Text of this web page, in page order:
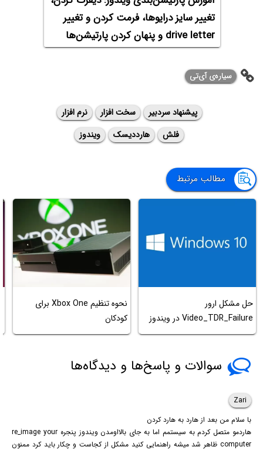
تغییر سایز درایوها، فرمت کردن و تغییر
drive letter و پنهان کردن پارتیشن‌ها
سیاره‌ی ‌آی‌تی
پیشنهاد سردبیر سخت افزار
نرم افزار
فلش
هارددیسک ویندوز
مطالب مرتبط
حل مشکل ارور
Video_TDR_Failure در ویندوز
نحوه تنظیم Xbox One برای
کودکان
سوالات و پاسخ‌ها و دیدگاه‌ها
Zari
با سلام من بعد از هارد به هارد کردن
هاردمو متصل کردم به سیستمم اما به جای بالااومدن ویندوز پنجره re_image your
computer ظاهر شد میشه راهنمایی کنید مشکل از کجاست و چکار باید کرد ممنون